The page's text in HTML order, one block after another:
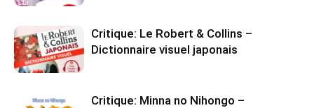
Critique: Le Robert & Collins –
Dictionnaire visuel japonais
Critique: Minna no Nihongo –